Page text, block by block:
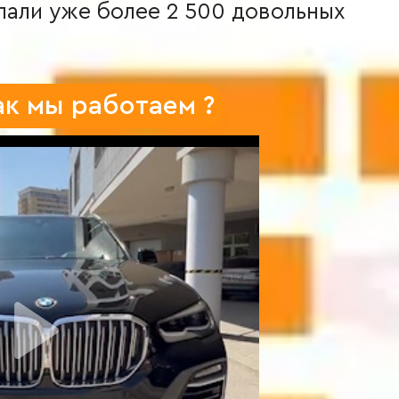
уже более 2 500 довольных
мы работаем ?